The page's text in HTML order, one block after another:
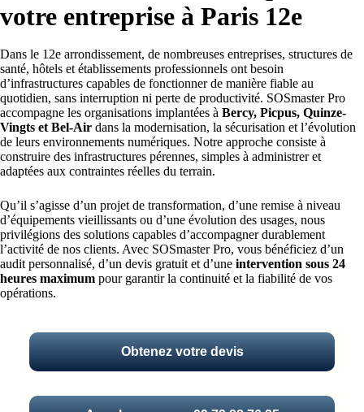
votre entreprise à Paris 12e
Dans le 12e arrondissement, de nombreuses entreprises, structures de
santé, hôtels et établissements professionnels ont besoin
d’infrastructures capables de fonctionner de manière fiable au
quotidien, sans interruption ni perte de productivité. SOSmaster Pro
accompagne les organisations implantées à Bercy, Picpus, Quinze-
Vingts et Bel-Air dans la modernisation, la sécurisation et l’évolution
de leurs environnements numériques. Notre approche consiste à
construire des infrastructures pérennes, simples à administrer et
adaptées aux contraintes réelles du terrain.
Qu’il s’agisse d’un projet de transformation, d’une remise à niveau
d’équipements vieillissants ou d’une évolution des usages, nous
privilégions des solutions capables d’accompagner durablement
l’activité de nos clients. Avec SOSmaster Pro, vous bénéficiez d’un
audit personnalisé, d’un devis gratuit et d’une intervention sous 24
heures maximum pour garantir la continuité et la fiabilité de vos
opérations.
Obtenez votre devis